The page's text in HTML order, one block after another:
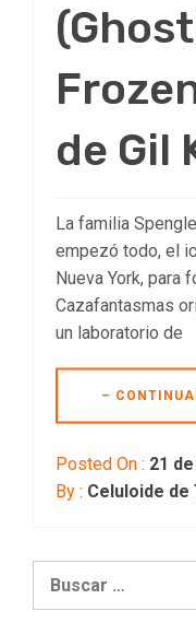
de Gil
La familia
empezó todo, el
Nueva York, para
Cazafantasmas
un laboratorio de
–
Posted On : 21
By : Celuloide de